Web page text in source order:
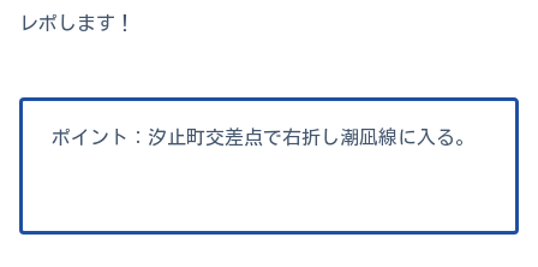
レポします！
ポイント：汐止町交差点で右折し潮凪線に入る。